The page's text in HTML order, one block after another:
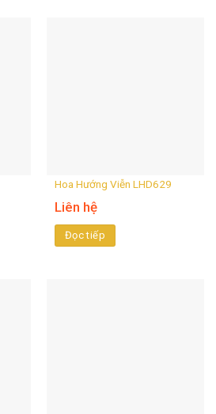
Hoa Hướng Viễn LHD629
Liên hệ
Đọc tiếp